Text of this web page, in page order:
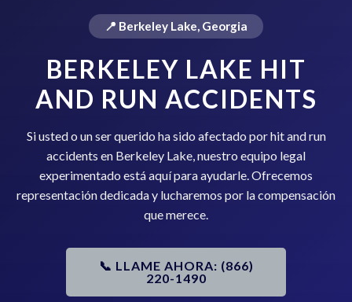
📍 Berkeley Lake, Georgia
BERKELEY LAKE HIT
AND RUN ACCIDENTS
Si usted o un ser querido ha sido afectado por hit and run
accidents en Berkeley Lake, nuestro equipo legal
experimentado está aquí para ayudarle. Ofrecemos
representación dedicada y lucharemos por la compensación
que merece.
📞 LLAME AHORA: (866)
220-1490